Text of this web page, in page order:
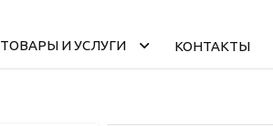
ТОВАРЫ И УСЛУГИ КОНТАКТЫ